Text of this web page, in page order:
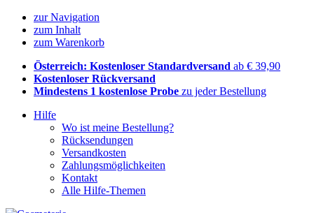
zur Navigation
zum Inhalt
zum Warenkorb
Österreich: Kostenloser Standardversand ab € 39,90
Kostenloser Rückversand
Mindestens 1 kostenlose Probe zu jeder Bestellung
Hilfe
Wo ist meine Bestellung?
Rücksendungen
Versandkosten
Zahlungsmöglichkeiten
Kontakt
Alle Hilfe-Themen